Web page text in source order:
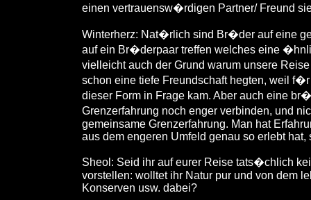
einen vertrauensw�rdigen Partner/ Freund
Winterherz: Nat�rlich sind Br�der auf eine
auf ein Br�derpaar treffen welches eine
vielleicht auch der Grund warum unsere
schon eine tiefe Freundschaft hegten, weil
dieser Form in Frage kam. Aber auch eine
Grenzerfahrung noch enger verbinden, und
gemeinsame Grenzerfahrung. Man hat
aus dem engeren Umfeld genau so erlebt
Sheol: Seid ihr auf eurer Reise tats�chlich
vorstellen: wolltet ihr Natur pur und von dem
Konserven usw. dabei?